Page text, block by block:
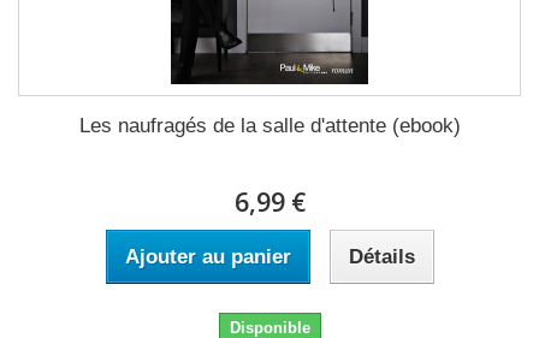
Les naufragés de la salle d'attente (ebook)
6,99 €
Ajouter au panier Détails
Disponible